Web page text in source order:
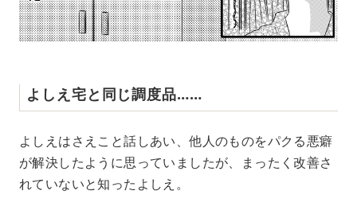
よしえ宅と同じ調度品……
よしえはさえこと話しあい、他人のものをパクる悪癖
が解決したように思っていましたが、まったく改善さ
れていないと知ったよしえ。